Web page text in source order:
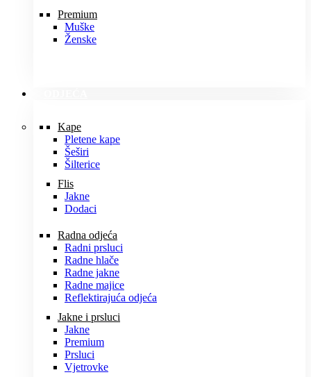
Premium
Muške
Ženske
Kape
Pletene kape
Šeširi
Šilterice
Flis
Jakne
Dodaci
Radna odjeća
Radni prsluci
Radne hlače
Radne jakne
Radne majice
Reflektirajuća odjeća
Jakne i prsluci
Jakne
Premium
Prsluci
Vjetrovke